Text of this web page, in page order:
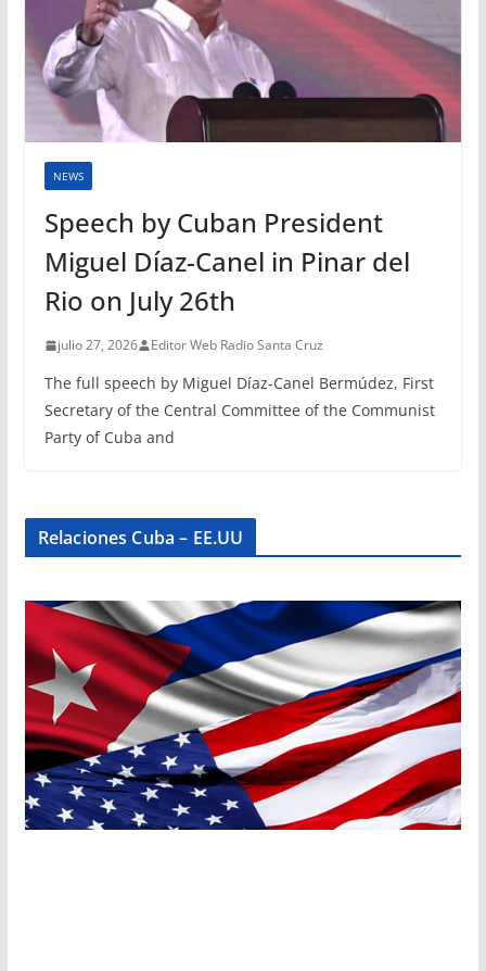
NEWS
Speech by Cuban President
Miguel Díaz-Canel in Pinar del
Rio on July 26th
julio 27, 2026 Editor Web Radio Santa Cruz
The full speech by Miguel Díaz-Canel Bermúdez, First
Secretary of the Central Committee of the Communist
Party of Cuba and
Relaciones Cuba – EE.UU